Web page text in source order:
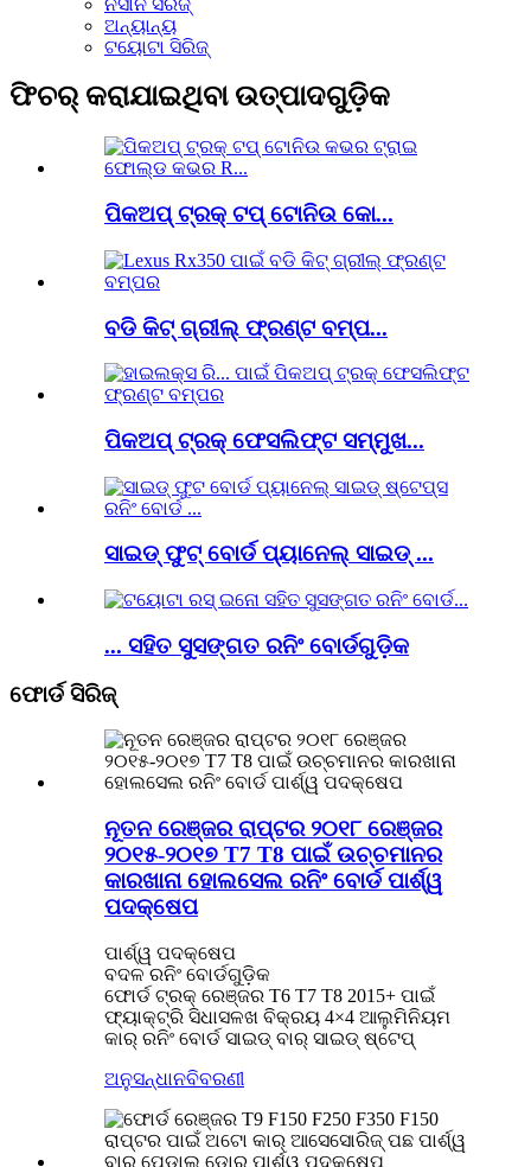
ଅନ୍ୟାନ୍ୟ
ଟୟୋଟା ସିରିଜ୍
ଫିଚର୍ କରାଯାଇଥିବା ଉତ୍ପାଦଗୁଡ଼ିକ
ପିକଅପ୍ ଟ୍ରକ୍ ଟପ୍ ଟୋନିଉ କୋ...
ବଡି କିଟ୍ ଗ୍ରୀଲ୍ ଫ୍ରଣ୍ଟ ବମ୍ପ...
ପିକଅପ୍ ଟ୍ରକ୍ ଫେସଲିଫ୍ଟ ସମ୍ମୁଖ...
ସାଇଡ୍ ଫୁଟ୍ ବୋର୍ଡ ପ୍ୟାନେଲ୍ ସାଇଡ୍ ...
... ସହିତ ସୁସଙ୍ଗତ ରନିଂ ବୋର୍ଡଗୁଡ଼ିକ
ଫୋର୍ଡ ସିରିଜ୍
ନୂତନ ରେଞ୍ଜର ରାପ୍ଟର ୨୦୧୮ ରେଞ୍ଜର
୨୦୧୫-୨୦୧୭ T7 T8 ପାଇଁ ଉଚ୍ଚମାନର
କାରଖାନା ହୋଲସେଲ ରନିଂ ବୋର୍ଡ ପାର୍ଶ୍ୱ
ପଦକ୍ଷେପ
ପାର୍ଶ୍ୱ ପଦକ୍ଷେପ
ବଦଳ ରନିଂ ବୋର୍ଡଗୁଡ଼ିକ
ଫୋର୍ଡ ଟ୍ରକ୍ ରେଞ୍ଜର T6 T7 T8 2015+ ପାଇଁ
ଫ୍ୟାକ୍ଟ୍ରି ସିଧାସଳଖ ବିକ୍ରୟ 4×4 ଆଲୁମିନିୟମ
କାର୍ ରନିଂ ବୋର୍ଡ ସାଇଡ୍ ବାର୍ ସାଇଡ୍ ଷ୍ଟେପ୍
ଅନୁସନ୍ଧାନବିବରଣୀ